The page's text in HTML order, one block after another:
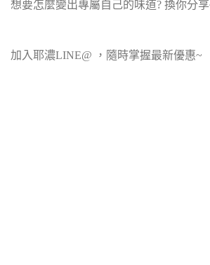
想要怎麼變出專屬自己的味道? 換你分
加入耶濃LINE@ ，隨時掌握最新優惠~